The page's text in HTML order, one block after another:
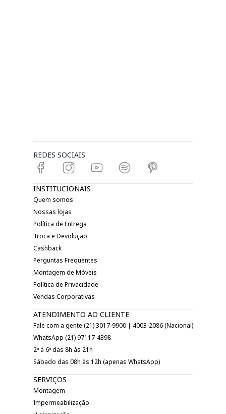
REDES SOCIAIS
INSTITUCIONAIS
Quem somos
Nossas lojas
Política de Entrega
Troca e Devolução
Cashback
Perguntas Frequentes
Montagem de Móveis
Política de Privacidade
Vendas Corporativas
ATENDIMENTO AO CLIENTE
Fale com a gente (21) 3017-9900 | 4003-2086 (Nacional)
WhatsApp (21) 97117-4398
2ª à 6ª das 8h às 21h
Sábado das 08h às 12h (apenas WhatsApp)
SERVIÇOS
Montagem
Impermeabilização